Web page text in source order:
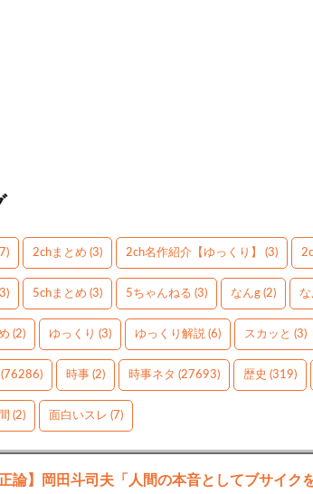
2chまとめ (3) 2ch名作紹介【ゆっくり】 (3)
5chまとめ (3) 5ちゃんねる (3) なんg (2)
(2) ゆっくり (3) ゆっくり解説 (6) スカッと (3)
(76286) 時事 (2) 時事ネタ (27693) 歴史 (319)
(2) 面白いスレ (7)
正論】岡田斗司夫「人間の本音としてブサイ